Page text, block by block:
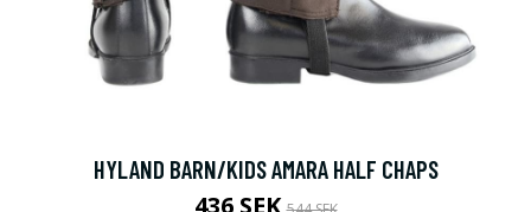
HYLAND BARN/KIDS AMARA HALF CHAPS
436 SEK